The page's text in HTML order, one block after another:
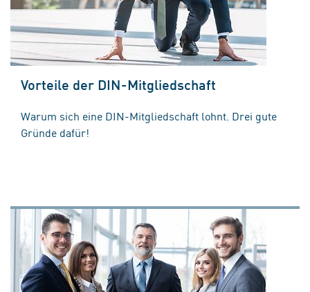
Vorteile der DIN-Mitgliedschaft
Warum sich eine DIN-Mitgliedschaft lohnt. Drei gute
Gründe dafür!